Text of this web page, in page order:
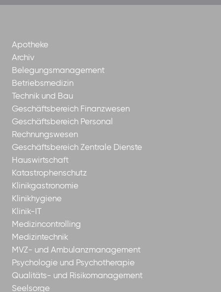
Apotheke
Archiv
Belegungsmanagement
Betriebsmedizin
Technik und Bau
Geschäftsbereich Finanzwesen
Geschäftsbereich Personal
Rechnungswesen
Geschäftsbereich Zentrale Dienste
Hauswirtschaft
Katastrophenschutz
Klinikgastronomie
Klinikhygiene
Klinik-IT
Medizincontrolling
Medizintechnik
MVZ- und Ambulanzmanagement
Psychologie und Psychotherapie
Qualitäts- und Risikomanagement
Seelsorge